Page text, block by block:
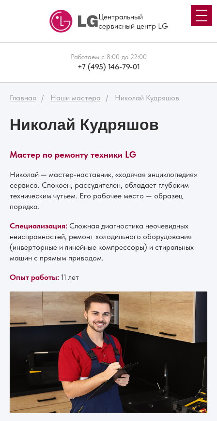
Центральный
сервисный центр LG
Работаем с 8:00 до 22:00
+7 (495) 146-79-01
Главная Наши мастера Николай Кудряшов
Николай Кудряшов
Мастер по ремонту техники LG
Николай — мастер-наставник, «ходячая энциклопедия»
сервиса. Спокоен, рассудителен, обладает глубоким
техническим чутьем. Его рабочее место — образец
порядка.
Специализация: Сложная диагностика неочевидных
неисправностей, ремонт холодильного оборудования
(инверторные и линейные компрессоры) и стиральных
машин с прямым приводом.
Опыт работы: 11 лет